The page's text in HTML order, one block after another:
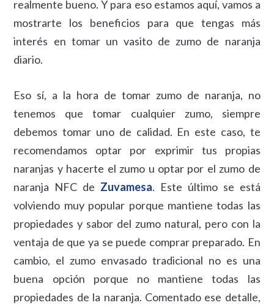
realmente bueno. Y para eso estamos aquí, vamos a
mostrarte los beneficios para que tengas más
interés en tomar un vasito de zumo de naranja
diario.
Eso sí, a la hora de tomar zumo de naranja, no
tenemos que tomar cualquier zumo, siempre
debemos tomar uno de calidad. En este caso, te
recomendamos optar por exprimir tus propias
naranjas y hacerte el zumo u optar por el zumo de
naranja NFC de Zuvamesa. Este último se está
volviendo muy popular porque mantiene todas las
propiedades y sabor del zumo natural, pero con la
ventaja de que ya se puede comprar preparado. En
cambio, el zumo envasado tradicional no es una
buena opción porque no mantiene todas las
propiedades de la naranja. Comentado ese detalle,